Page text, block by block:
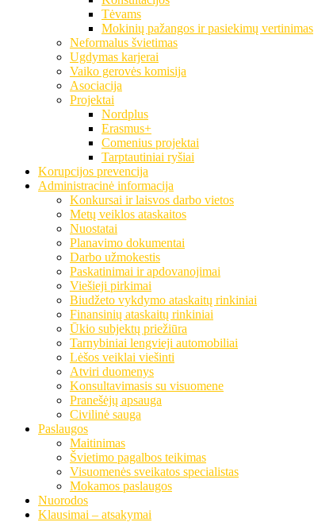
Tėvams
Mokinių pažangos ir pasiekimų vertinimas
Neformalus švietimas
Ugdymas karjerai
Vaiko gerovės komisija
Asociacija
Projektai
Nordplus
Erasmus+
Comenius projektai
Tarptautiniai ryšiai
Korupcijos prevencija
Administracinė informacija
Konkursai ir laisvos darbo vietos
Metų veiklos ataskaitos
Nuostatai
Planavimo dokumentai
Darbo užmokestis
Paskatinimai ir apdovanojimai
Viešieji pirkimai
Biudžeto vykdymo ataskaitų rinkiniai
Finansinių ataskaitų rinkiniai
Ūkio subjektų priežiūra
Tarnybiniai lengvieji automobiliai
Lėšos veiklai viešinti
Atviri duomenys
Konsultavimasis su visuomene
Pranešėjų apsauga
Civilinė sauga
Paslaugos
Maitinimas
Švietimo pagalbos teikimas
Visuomenės sveikatos specialistas
Mokamos paslaugos
Nuorodos
Klausimai – atsakymai